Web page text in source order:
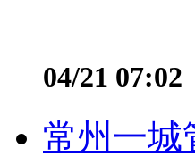
04/21 07:02
常州一城